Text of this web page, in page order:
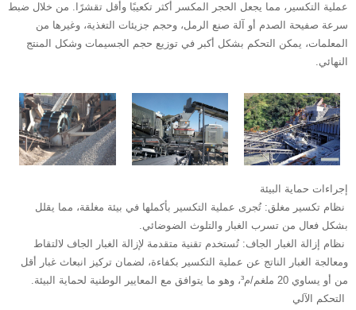
عملية التكسير، مما يجعل الحجر المكسر أكثر تكعيبًا وأقل تقشرًا. من خلال ضبط
سرعة صفيحة الصدم أو آلة صنع الرمل، وحجم جزيئات التغذية، وغيرها من
المعلمات، يمكن التحكم بشكل أكبر في توزيع حجم الجسيمات وشكل المنتج
النهائي.
إجراءات حماية البيئة
‌ نظام تكسير مغلق‌: تُجرى عملية التكسير بأكملها في بيئة مغلقة، مما يقلل
بشكل فعال من تسرب الغبار والتلوث الضوضائي.
‌ نظام إزالة الغبار الجاف‌: تُستخدم تقنية متقدمة لإزالة الغبار الجاف لالتقاط
ومعالجة الغبار الناتج عن عملية التكسير بكفاءة، لضمان تركيز انبعاث غبار أقل
من أو يساوي 20 ملغم/م³، وهو ما يتوافق مع المعايير الوطنية لحماية البيئة.
‌ التحكم الآلي